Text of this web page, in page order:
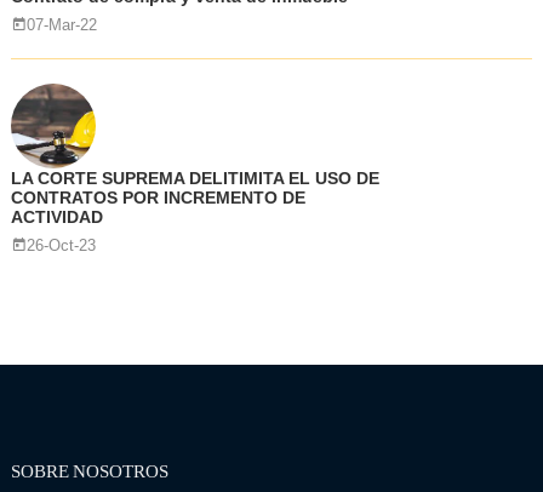
07-Mar-22
LA CORTE SUPREMA DELITIMITA EL USO DE
CONTRATOS POR INCREMENTO DE
ACTIVIDAD
26-Oct-23
SOBRE NOSOTROS